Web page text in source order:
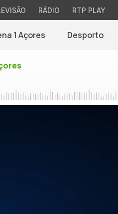
RÁDIO RTP PLAY
1 Açores Desporto